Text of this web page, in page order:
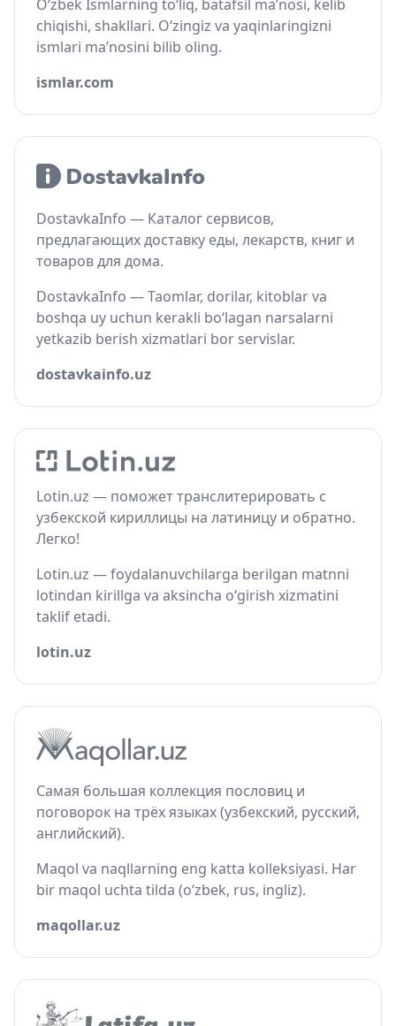
O‘zbek Ismlarning to‘liq, batafsil ma’nosi, kelib
chiqishi, shakllari. O‘zingiz va yaqinlaringizni
ismlari ma’nosini bilib oling.
ismlar.com
DostavkaInfo — Каталог сервисов,
предлагающих доставку еды, лекарств, книг и
товаров для дома.
DostavkaInfo — Taomlar, dorilar, kitoblar va
boshqa uy uchun kerakli bo‘lagan narsalarni
yetkazib berish xizmatlari bor servislar.
dostavkainfo.uz
Lotin.uz — поможет транслитерировать с
узбекской кириллицы на латиницу и обратно.
Легко!
Lotin.uz — foydalanuvchilarga berilgan matnni
lotindan kirillga va aksincha o‘girish xizmatini
taklif etadi.
lotin.uz
Самая большая коллекция пословиц и
поговорок на трёх языках (узбекский, русский,
английский).
Maqol va naqllarning eng katta kolleksiyasi. Har
bir maqol uchta tilda (o‘zbek, rus, ingliz).
maqollar.uz